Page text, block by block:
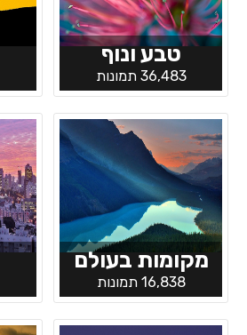
טבע ונוף
36,483 תמונות
מקומות בעולם
16,838 תמונות